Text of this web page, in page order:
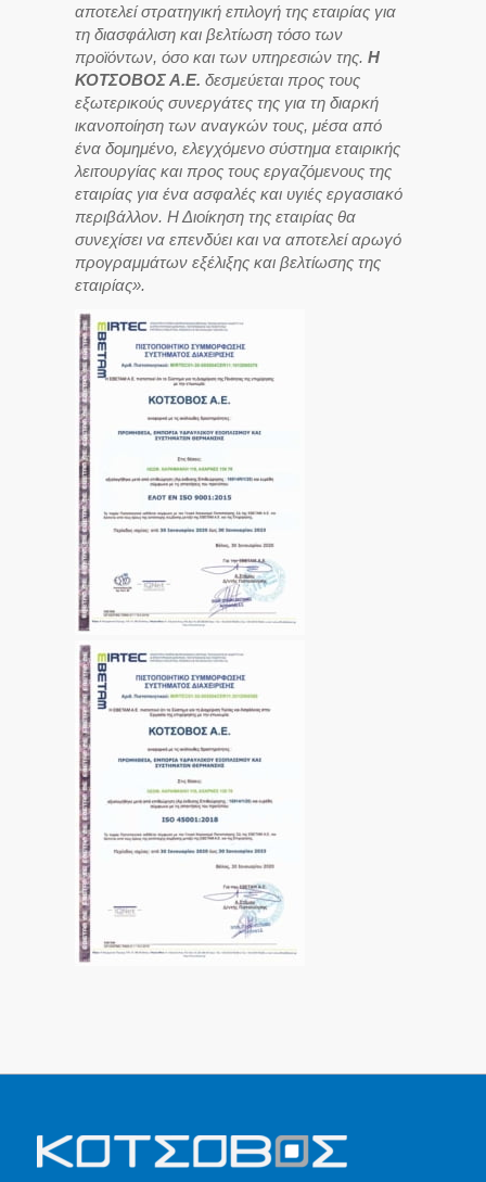
αποτελεί στρατηγική επιλογή της εταιρίας για
τη διασφάλιση και βελτίωση τόσο των
προϊόντων, όσο και των υπηρεσιών της. Η
ΚΟΤΣΟΒΟΣ Α.Ε. δεσμεύεται προς τους
εξωτερικούς συνεργάτες της για τη διαρκή
ικανοποίηση των αναγκών τους, μέσα από
ένα δομημένο, ελεγχόμενο σύστημα εταιρικής
λειτουργίας και προς τους εργαζόμενους της
εταιρίας για ένα ασφαλές και υγιές εργασιακό
περιβάλλον. Η Διοίκηση της εταιρίας θα
συνεχίσει να επενδύει και να αποτελεί αρωγό
προγραμμάτων εξέλιξης και βελτίωσης της
εταιρίας».